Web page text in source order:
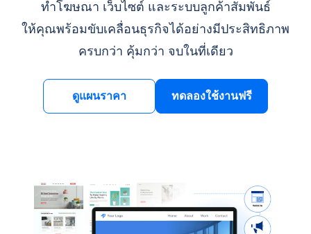
ทำโฆษณา เว็บไซต์ และระบบลูกค้าสัมพันธ์
ให้คุณพร้อมขับเคลื่อนธุรกิจได้อย่างมีประสิทธิภาพ
ครบกว่า คุ้มกว่า จบในที่เดียว
ดูแผนราคา ทดลองใช้งานฟรี